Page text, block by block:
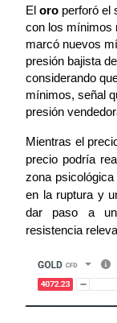
El oro perforó el
con los mínimos
marcó nuevos
presión bajista
considerando
mínimos, señal
presión
Mientras el
precio podría
zona
en la ruptura y
dar paso a un
resistencia